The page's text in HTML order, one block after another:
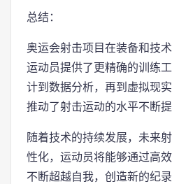
总结：
奥运会射击项目在装备和技
运动员提供了更精确的训练
计到数据分析，再到虚拟现
推动了射击运动的水平不断提
随着技术的持续发展，未来
性化，运动员将能够通过高
不断超越自我，创造新的纪